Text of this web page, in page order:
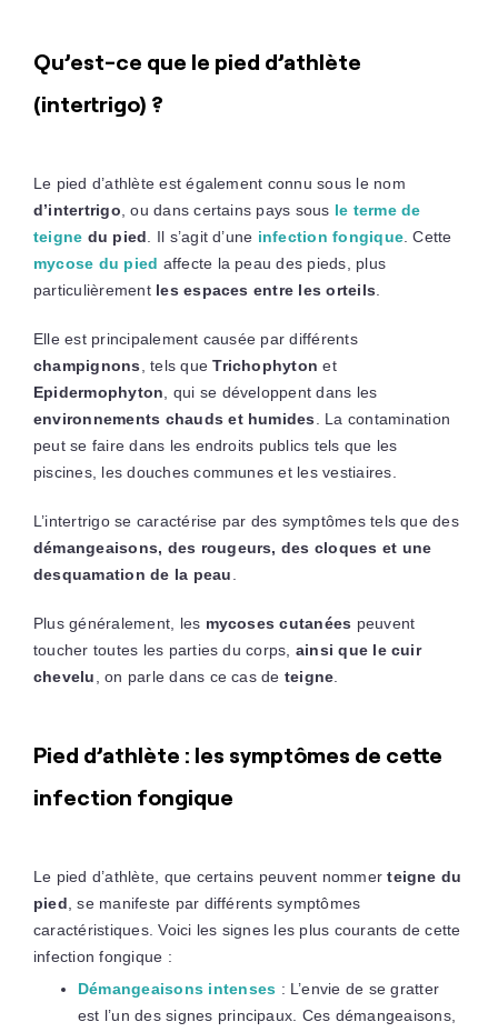
Qu’est-ce que le pied d’athlète
(intertrigo) ?
Le pied d’athlète est également connu sous le nom
d’intertrigo, ou dans certains pays sous le terme de
teigne du pied. Il s’agit d’une infection fongique. Cette
mycose du pied affecte la peau des pieds, plus
particulièrement les espaces entre les orteils.
Elle est principalement causée par différents
champignons, tels queTrichophyton et
Epidermophyton, qui se développent dans les
environnements chauds et humides. La contamination
peut se faire dans les endroits publics tels que les
piscines, les douches communes et les vestiaires.
L’intertrigo se caractérise par des symptômes tels que des
démangeaisons, des rougeurs, des cloques et une
desquamation de la peau.
Plus généralement, les mycoses cutanées peuvent
toucher toutes les parties du corps, ainsi que le cuir
chevelu, on parle dans ce cas de teigne.
Pied d’athlète : les symptômes de cette
infection fongique
Le pied d’athlète, que certains peuvent nommerteigne du
pied, se manifeste par différents symptômes
caractéristiques. Voici les signes les plus courants de cette
infection fongique :
Démangeaisons intenses : L’envie de se gratter
est l’un des signes principaux. Ces démangeaisons,